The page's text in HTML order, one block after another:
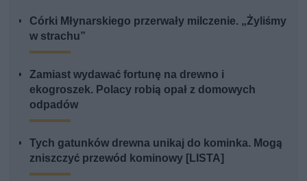
Córki Młynarskiego przerwały milczenie. „Żyliśmy
w strachu”
Zamiast wydawać fortunę na drewno i
ekogroszek. Polacy robią opał z domowych
odpadów
Tych gatunków drewna unikaj do kominka. Mogą
zniszczyć przewód kominowy [LISTA]